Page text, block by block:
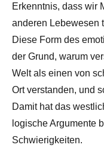
Erkenntnis, dass wir
anderen Lebewesen
Diese Form des
der Grund, warum
Welt als einen von
Ort verstanden, und
Damit hat das
logische Argumente
Schwierigkeiten.